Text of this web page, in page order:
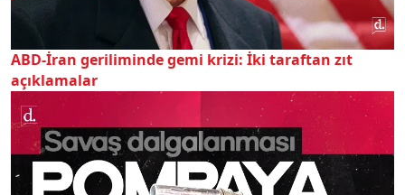
ABD-İran geriliminde gemi krizi: İki taraftan zıt
açıklamalar